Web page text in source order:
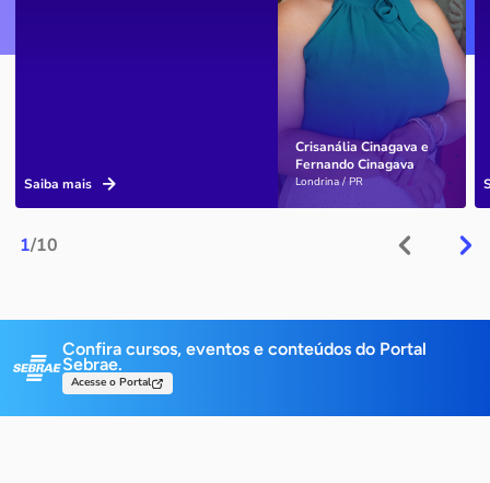
1/10
Crisanália Cinagava e
Fernando Cinagava
Londrina / PR
Saiba mais
Confira cursos, eventos e conteúdos do Portal
Sebrae.
Acesse o Portal